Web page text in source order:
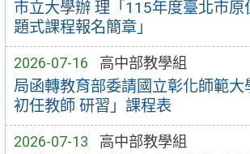
市立大學辦 理「115年度臺北市原
題式課程報名簡章」
2026-07-16 高中部教學組
局函轉教育部委請國立彰化師範
初任教師 研習」課程表
2026-07-13 高中部教學組